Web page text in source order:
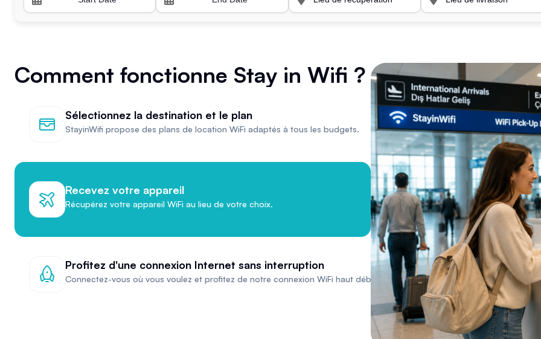
Comment fonctionne Stay in Wifi ?
Sélectionnez la destination et le plan
StayinWifi propose des plans de location WiFi adaptés à tous les budgets.
Recevez votre appareil
Récupérez votre appareil WiFi au lieu de votre choix.
Profitez d'une connexion Internet sans interruption
Connectez-vous où vous voulez et profitez de notre connexion WiFi haut débit.